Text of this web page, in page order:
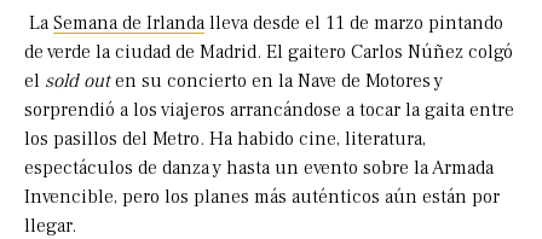
La Semana de Irlanda lleva desde el 11 de marzo pintando
de verde la ciudad de Madrid. El gaitero Carlos Núñez colgó
el sold outen su concierto en la Nave de Motores y
sorprendió a los viajeros arrancándose a tocar la gaita entre
los pasillos del Metro. Ha habido cine, literatura,
espectáculos de danza y hasta un evento sobre la Armada
Invencible, pero los planes más auténticos aún están por
llegar.